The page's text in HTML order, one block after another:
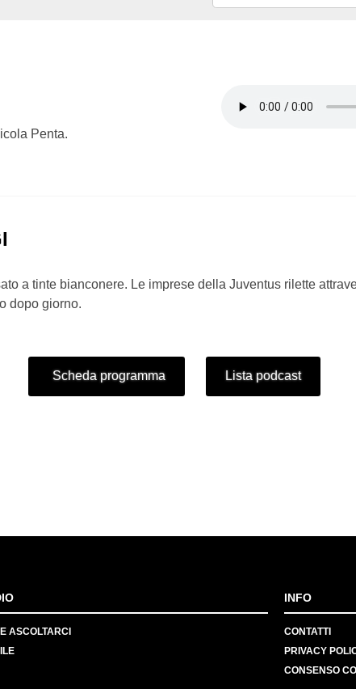
Penta.
a tinte bianconere. Le imprese della Juventus rilette
dopo giorno.
Scheda programma Lista podcast
ASCOLTARCI
INFO
CONTATTI
PRIVACY
CONSENSO